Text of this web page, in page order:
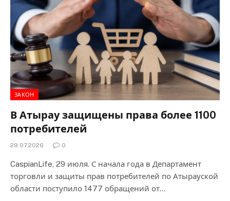
ЗАКОН
В Атырау защищены права более 1100
потребителей
29.07.2026 0
CaspianLife, 29 июля. С начала года в Департамент
торговли и защиты прав потребителей по Атырауской
области поступило 1477 обращений от…